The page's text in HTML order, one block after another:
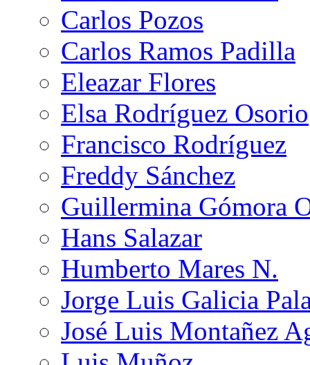
Carlos Pozos
Carlos Ramos Padilla
Eleazar Flores
Elsa Rodríguez Osorio
Francisco Rodríguez
Freddy Sánchez
Guillermina Gómora
Hans Salazar
Humberto Mares N.
Jorge Luis Galicia
José Luis Montañez